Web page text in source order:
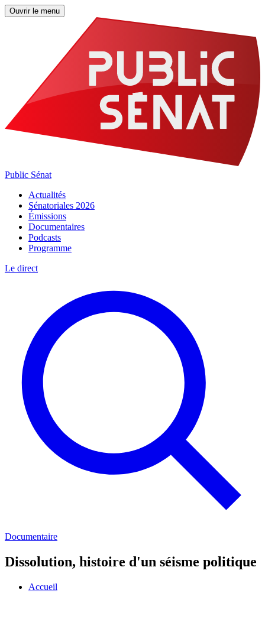
Ouvrir le menu
Public Sénat
Actualités
Sénatoriales 2026
Émissions
Documentaires
Podcasts
Programme
Le direct
Documentaire
Dissolution, histoire d'un séisme politique
Accueil